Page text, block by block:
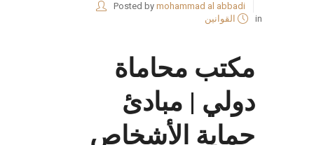
Posted by mohammad al abbadi
in
القوانين
مكتب محاماة
دولي | مبادئ
حماية الأشخاص